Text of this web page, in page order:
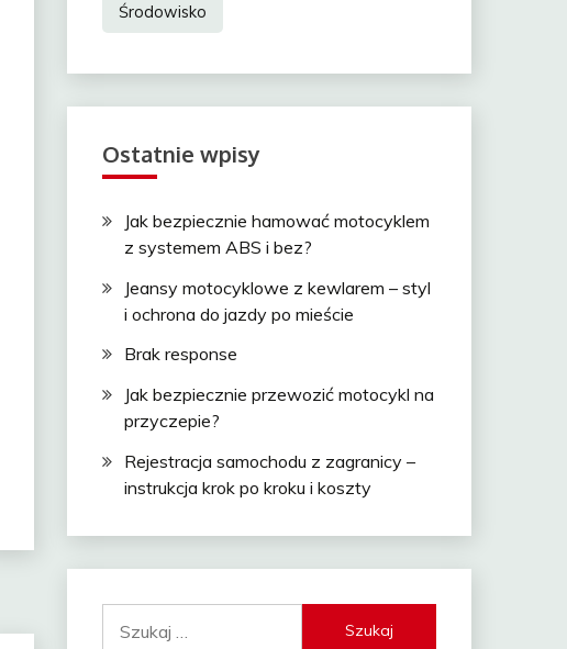
Środowisko
Ostatnie wpisy
Jak bezpiecznie hamować motocyklem
z systemem ABS i bez?
Jeansy motocyklowe z kewlarem – styl
i ochrona do jazdy po mieście
Brak response
Jak bezpiecznie przewozić motocykl na
przyczepie?
Rejestracja samochodu z zagranicy –
instrukcja krok po kroku i koszty